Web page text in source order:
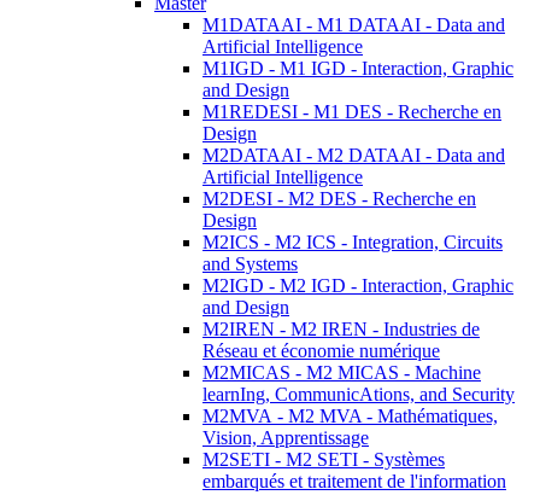
M1DATAAI - M1 DATAAI - Data and
Artificial Intelligence
M1IGD - M1 IGD - Interaction, Graphic
and Design
M1REDESI - M1 DES - Recherche en
Design
M2DATAAI - M2 DATAAI - Data and
Artificial Intelligence
M2DESI - M2 DES - Recherche en
Design
M2ICS - M2 ICS - Integration, Circuits
and Systems
M2IGD - M2 IGD - Interaction, Graphic
and Design
M2IREN - M2 IREN - Industries de
Réseau et économie numérique
M2MICAS - M2 MICAS - Machine
learnIng, CommunicAtions, and Security
M2MVA - M2 MVA - Mathématiques,
Vision, Apprentissage
M2SETI - M2 SETI - Systèmes
embarqués et traitement de l'information